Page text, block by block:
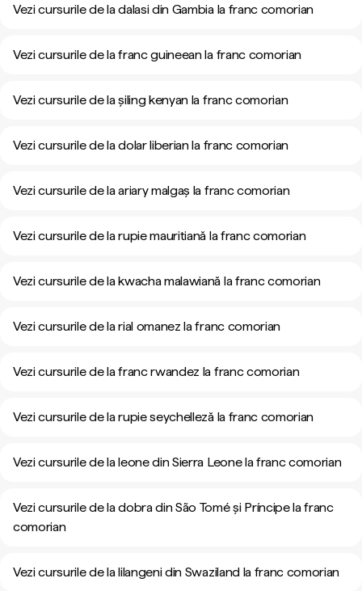
Vezi cursurile de la dalasi din Gambia la franc comorian
Vezi cursurile de la franc guineean la franc comorian
Vezi cursurile de la șiling kenyan la franc comorian
Vezi cursurile de la dolar liberian la franc comorian
Vezi cursurile de la ariary malgaș la franc comorian
Vezi cursurile de la rupie mauritiană la franc comorian
Vezi cursurile de la kwacha malawiană la franc comorian
Vezi cursurile de la rial omanez la franc comorian
Vezi cursurile de la franc rwandez la franc comorian
Vezi cursurile de la rupie seychelleză la franc comorian
Vezi cursurile de la leone din Sierra Leone la franc comorian
Vezi cursurile de la dobra din São Tomé și Príncipe la franc
comorian
Vezi cursurile de la lilangeni din Swaziland la franc comorian